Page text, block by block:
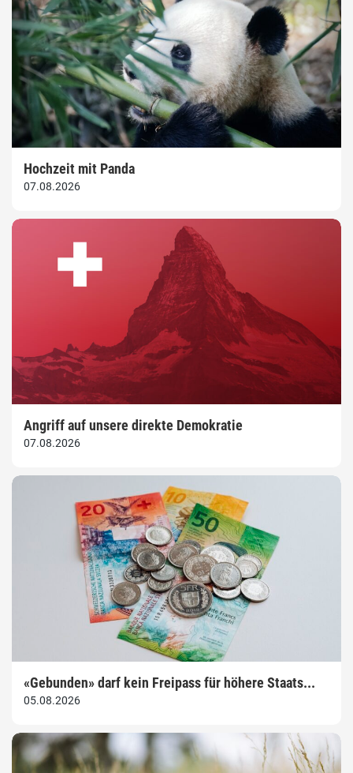
Hochzeit mit Panda
07.08.2026
Angriff auf unsere direkte Demokratie
07.08.2026
«Gebunden» darf kein Freipass für höhere Staats...
05.08.2026